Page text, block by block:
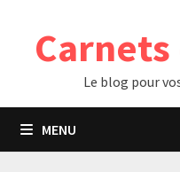
contenu
Le blog pour
MENU